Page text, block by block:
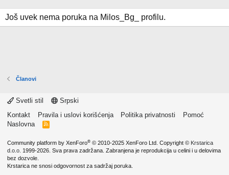
Još uvek nema poruka na Milos_Bg_ profilu.
Članovi
Svetli stil
Srpski
Kontakt
Pravila i uslovi korišćenja Politika privatnosti
Pomoć
Naslovna
R
Community platform by XenForo® © 2010-2025 XenForo Ltd. Copyright © Krstarica
d.o.o. 1999-2026. Sva prava zadržana. Zabranjena je reprodukcija u celini i u delovima
bez dozvole.
Krstarica ne snosi odgovornost za sadržaj poruka.